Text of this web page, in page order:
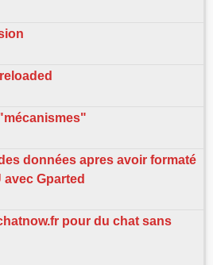
données apres avoir formaté
Gparted
pour du chat sans